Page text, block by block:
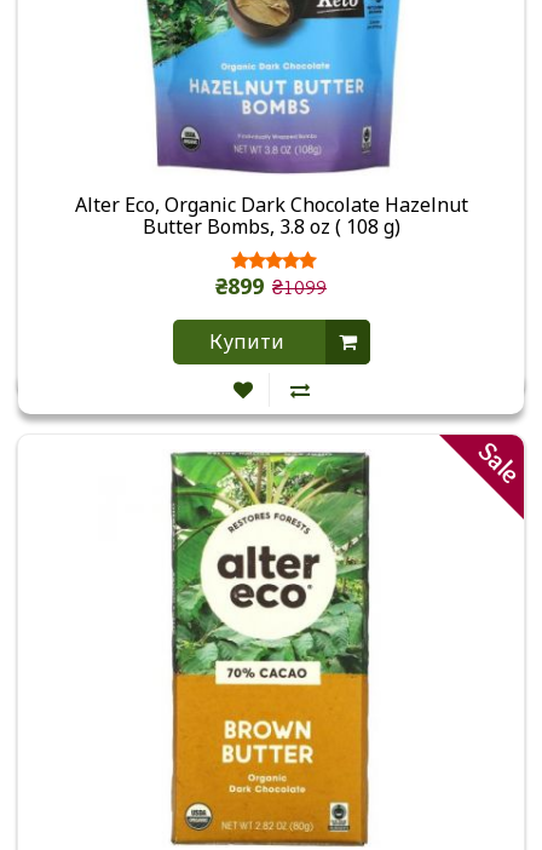
Alter Eco, Organic Dark Chocolate Hazelnut
Butter Bombs, 3.8 oz ( 108 g)
₴899 ₴1099
Купити
Sale